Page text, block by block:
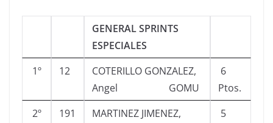
GENERAL SPRINTS
ESPECIALES
1º
12
COTERILLO GONZALEZ,
Angel GOMU
6
Ptos.
2º
191
MARTINEZ JIMENEZ,
5